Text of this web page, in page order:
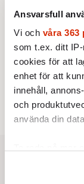
Ansvarsfull
Vi och våra 363
som t.ex. ditt
cookies för att
enhet för att
innehåll,
och
använda din
Du kan ändra
Dan Korn:
KRÖNIKA
4.Frans
franska
UTRIKES
5.Därför liknar
Av: Bengt
6.Christoffer